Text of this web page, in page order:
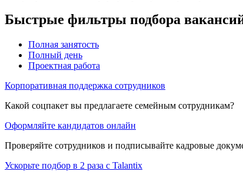
Быстрые фильтры подбора
Полная занятость
Полный день
Проектная работа
Корпоративная поддержка сотрудников
Какой соцпакет вы предлагаете семейным сотрудникам?
Оформляйте кандидатов онлайн
Проверяйте сотрудников и подписывайте кадровые
Ускорьте подбор в 2 раза с Talantix